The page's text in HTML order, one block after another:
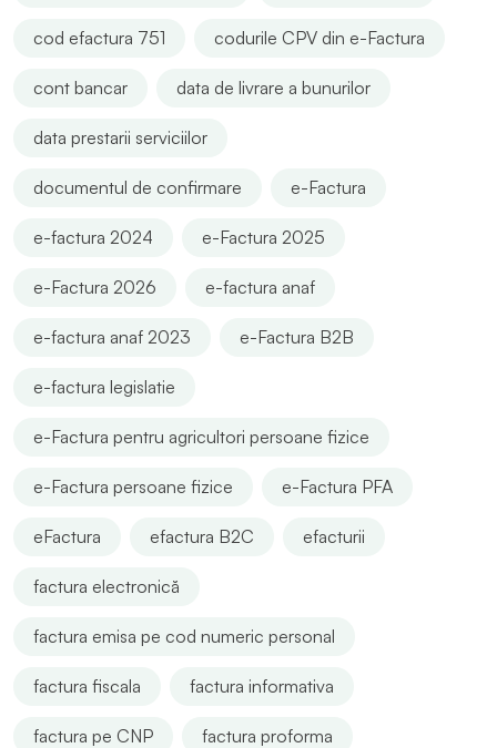
cod efactura 751 codurile CPV din e-Factura
cont bancar data de livrare a bunurilor
data prestarii serviciilor
documentul de confirmare e-Factura
e-factura 2024 e-Factura 2025
e-Factura 2026 e-factura anaf
e-factura anaf 2023 e-Factura B2B
e-factura legislatie
e-Factura pentru agricultori persoane fizice
e-Factura persoane fizice e-Factura PFA
eFactura efactura B2C efacturii
factura electronică
factura emisa pe cod numeric personal
factura fiscala factura informativa
factura pe CNP factura proforma